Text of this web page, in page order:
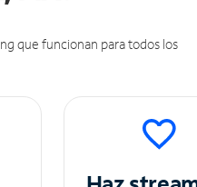
que funcionan para todos los